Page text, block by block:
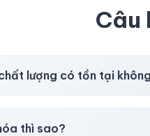
Câu
lượng có tồn tại
thì sao?